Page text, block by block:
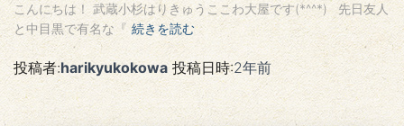
こんにちは！ 武蔵小杉はりきゅうここわ大屋です(*^^*) 先日友人
と中目黒で有名な『 続きを読む
投稿者:harikyukokowa投稿日時:2年前